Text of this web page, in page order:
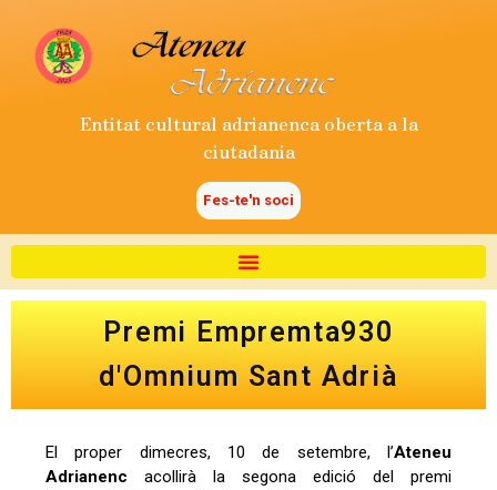
Entitat cultural adrianenca oberta a la
ciutadania
Fes-te'n soci
Premi Empremta930
d'Omnium Sant Adrià
El proper dimecres, 10 de setembre, l’Ateneu
Adrianenc acollirà la segona edició del premi